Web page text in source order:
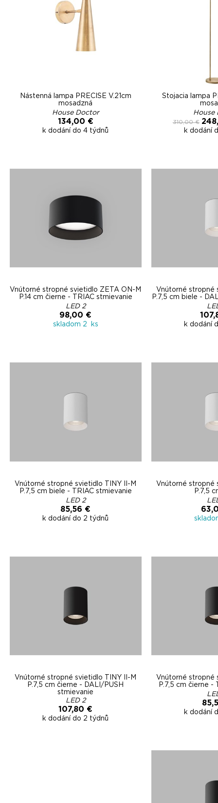
Nástenná lampa PRECISE V.21cm
mosadzná
House Doctor
134,00 €
k dodání do 4 týdnů
Stojacia lampa
House
310,00 €
k dodání
Vnútorné stropné svietidlo ZETA ON-M
P.14 cm čierne - TRIAC stmievanie
LED 2
98,00 €
skladom 2 ks
Vnútorné stropné
P.7,5 cm biele -
k dodání
Vnútorné stropné svietidlo TINY II-M
P.7,5 cm biele - TRIAC stmievanie
LED 2
85,56 €
k dodání do 2 týdnů
Vnútorné stropné
P.7,5
Vnútorné stropné svietidlo TINY II-M
P.7,5 cm čierne - DALI/PUSH
stmievanie
LED 2
107,80 €
k dodání do 2 týdnů
Vnútorné stropné
P.7,5 cm čierne -
k dodání